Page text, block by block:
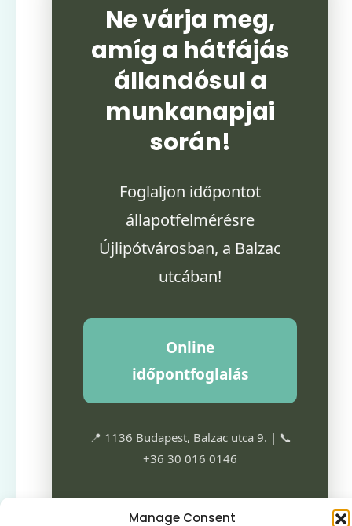
Manage Consent
Ne várja meg,
amíg a hátfájás
állandósul a
munkanapjai
során!
Foglaljon időpontot
állapotfelmérésre
Újlipótvárosban, a Balzac
utcában!
Online
időpontfoglalás
📍 1136 Budapest, Balzac utca 9. | 📞
+36 30 016 0146